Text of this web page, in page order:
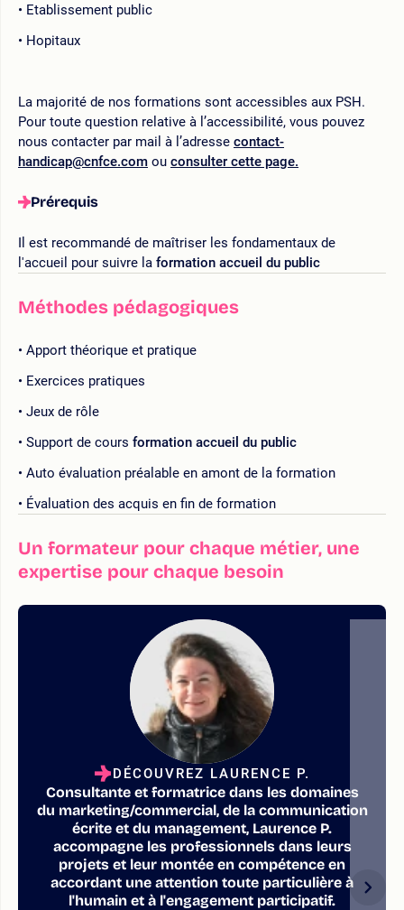
Etablissement public
Hopitaux
La majorité de nos formations sont accessibles aux PSH.
Pour toute question relative à l’accessibilité, vous pouvez
nous contacter par mail à l’adresse contact-
handicap@cnfce.com ou consulter cette page.
Prérequis
Il est recommandé de maîtriser les fondamentaux de
l'accueil pour suivre la formation accueil du public
Méthodes pédagogiques
Apport théorique et pratique
Exercices pratiques
Jeux de rôle
Support de cours formation accueil du public
Auto évaluation préalable en amont de la formation
Évaluation des acquis en fin de formation
Un formateur pour chaque métier, une
expertise pour chaque besoin
DÉCOUVREZ LAURENCE P.
Consultante et formatrice dans les domaines
du marketing/commercial, de la communication
écrite et du management, Laurence P.
accompagne les professionnels dans leurs
projets et leur montée en compétence en
accordant une attention toute particulière à
l'humain et à l'engagement participatif.